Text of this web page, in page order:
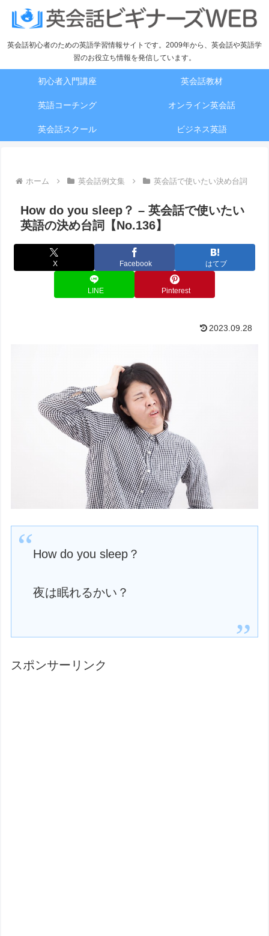
英会話初心者のための英語学習情報サイトです。2009年から、英会話や英語学
習のお役立ち情報を発信しています。
初心者入門講座 英会話教材
英語コーチング オンライン英会話
英会話スクール ビジネス英語
ホーム 英会話例文集 英会話で使いたい決め台詞
How do you sleep？ – 英会話で使いたい
英語の決め台詞【No.136】
X Facebook はてブ
LINE Pinterest
2023.09.28
How do you sleep？
夜は眠れるかい？
スポンサーリンク